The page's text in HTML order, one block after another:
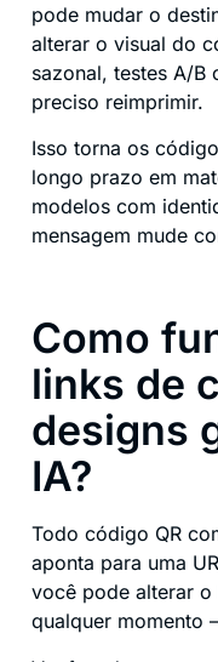
pode mudar o
alterar o visual do
sazonal, testes A/B
preciso reimprimir.
Isso torna os
longo prazo em
modelos com
mensagem mude
Como
links de
designs
IA?
Todo código QR
aponta para uma
você pode alterar
qualquer momento